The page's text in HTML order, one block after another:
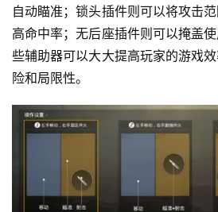
自动瞄准；锁头插件则可以将攻击
高命中率；无后座插件则可以掩盖
些辅助器可以大大提高玩家的游戏
险和局限性。